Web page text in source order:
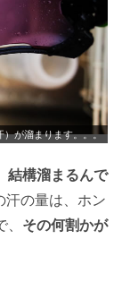
）が溜まります。。。
結構溜まるんで
汗の量は、ホン
その何割かが